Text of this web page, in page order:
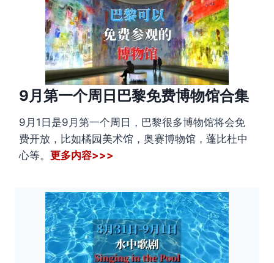
9月第一个周日巴黎免费博物馆合集
9月1日是9月第一个周日，巴黎很多博物馆将会免
费开放，比如橘园美术馆，奥赛博物馆，蓬比杜中
心等。更多内容>>>